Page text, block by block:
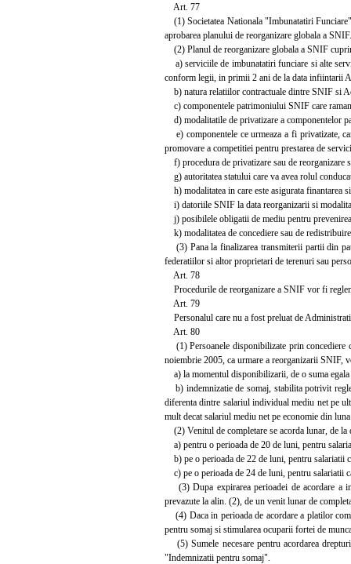
Art. 77
(1) Societatea Nationala "Imbunatatiri
aprobarea planului de reorganizare globala a SNIF.
(2) Planul de reorganizare globala a SNIF
a) serviciile de imbunatatiri funciare si alte
conform legii, in primii 2 ani de la data infiintarii
b) natura relatiilor contractuale dintre SNIF si
c) componentele patrimoniului SNIF care
d) modalitatile de privatizare a componentelor
e) componentele ce urmeaza a fi privatizate,
promovare a competitiei pentru prestarea de
f) procedura de privatizare sau de reorganizare
g) autoritatea statului care va avea rolul
h) modalitatea in care este asigurata finantarea
i) datoriile SNIF la data reorganizarii si
j) posibilele obligatii de mediu pentru
k) modalitatea de concediere sau de
(3) Pana la finalizarea transmiterii partii din
federatiilor si altor proprietari de terenuri sau
Art. 78
Procedurile de reorganizare a SNIF vor fi
Art. 79
Personalul care nu a fost preluat de
Art. 80
(1) Persoanele disponibilizate prin concediere
noiembrie 2005, ca urmare a reorganizarii SNIF,
a) la momentul disponibilizarii, de o suma
b) indemnizatie de somaj, stabilita potrivit
diferenta dintre salariul individual mediu net pe
mult decat salariul mediu net pe economie din
(2) Venitul de completare se acorda lunar, de
a) pentru o perioada de 20 de luni, pentru
b) pe o perioada de 22 de luni, pentru salariatii
c) pe o perioada de 24 de luni, pentru salariatii
(3) Dupa expirarea perioadei de acordare a
prevazute la alin. (2), de un venit lunar de
(4) Daca in perioada de acordare a platilor
pentru somaj si stimularea ocuparii fortei de
(5) Sumele necesare pentru acordarea
"Indemnizatii pentru somaj".